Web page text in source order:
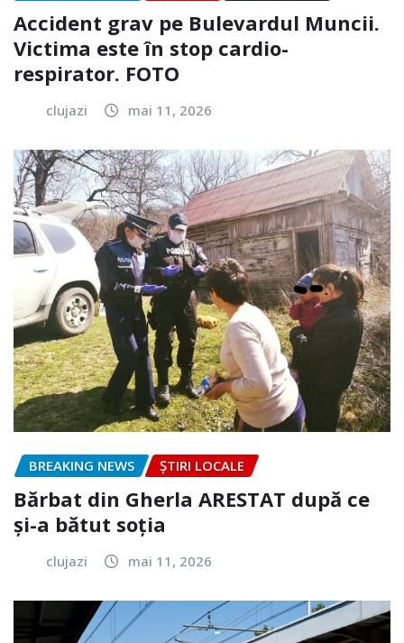
Accident grav pe Bulevardul Muncii.
Victima este în stop cardio-
respirator. FOTO
clujazi mai 11, 2026
BREAKING NEWS ȘTIRI LOCALE
Bărbat din Gherla ARESTAT după ce
și-a bătut soția
clujazi mai 11, 2026